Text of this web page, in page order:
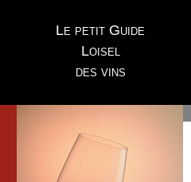
Le petit Guide
Loisel
des vins